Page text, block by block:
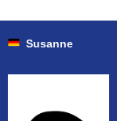
Susanne